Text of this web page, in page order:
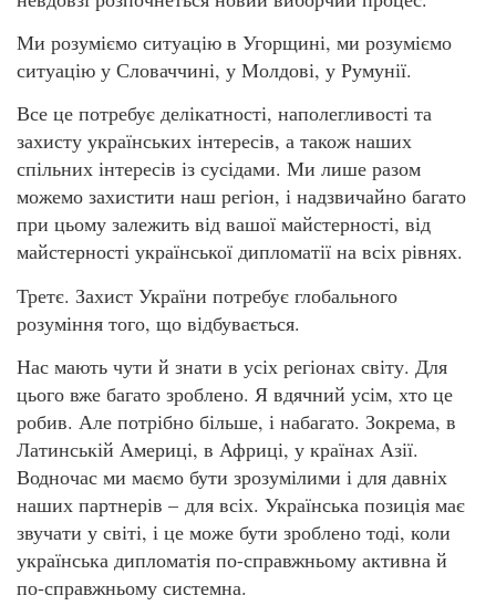
Ми розуміємо ситуацію в Угорщині, ми розуміємо
ситуацію у Словаччині, у Молдові, у Румунії.
Все це потребує делікатності, наполегливості та
захисту українських інтересів, а також наших
спільних інтересів із сусідами. Ми лише разом
можемо захистити наш регіон, і надзвичайно багато
при цьому залежить від вашої майстерності, від
майстерності української дипломатії на всіх рівнях.
Третє. Захист України потребує глобального
розуміння того, що відбувається.
Нас мають чути й знати в усіх регіонах світу. Для
цього вже багато зроблено. Я вдячний усім, хто це
робив. Але потрібно більше, і набагато. Зокрема, в
Латинській Америці, в Африці, у країнах Азії.
Водночас ми маємо бути зрозумілими і для давніх
наших партнерів – для всіх. Українська позиція має
звучати у світі, і це може бути зроблено тоді, коли
українська дипломатія по-справжньому активна й
по-справжньому системна.